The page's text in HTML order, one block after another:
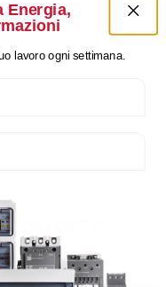
Acquistabile
Energia,
lavoro ogni settimana.